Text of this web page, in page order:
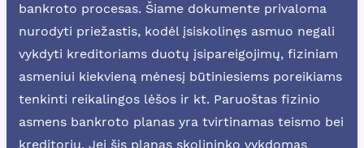
bankroto procesas. Šiame dokumente privaloma
nurodyti priežastis, kodėl įsiskolinęs asmuo negali
vykdyti kreditoriams duotų įsipareigojimų, fiziniam
asmeniui kiekvieną mėnesį būtiniesiems poreikiams
tenkinti reikalingos lėšos ir kt. Paruoštas fizinio
asmens bankroto planas yra tvirtinamas teismo bei
kreditorių. Jei šis planas skolininko vykdomas